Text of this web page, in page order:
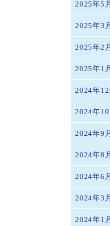
2025年5月
2025年3月
2025年2月
2025年1月
2024年12
2024年10
2024年9月
2024年8月
2024年6月
2024年3月
2024年1月